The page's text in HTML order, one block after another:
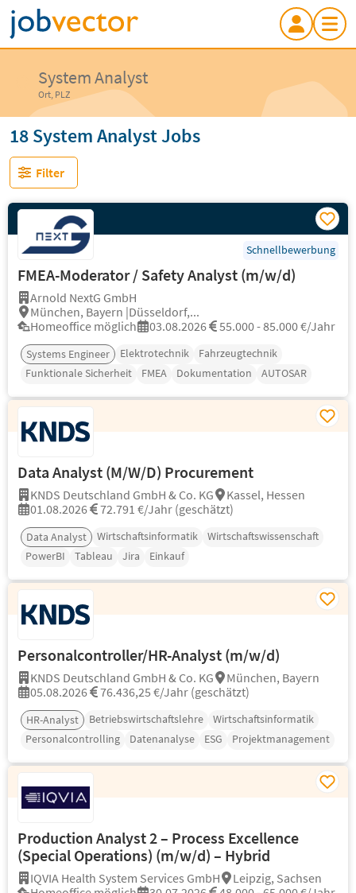
System Analyst
Ort, PLZ
18 System Analyst Jobs
Filter
Schnellbewerbung
FMEA-Moderator / Safety Analyst (m/w/d)
Arnold NextG GmbH
München, Bayern |Düsseldorf,...
Homeoffice möglich
03.08.2026 55.000 - 85.000 €/Jahr
Systems Engineer Elektrotechnik
Fahrzeugtechnik
Funktionale Sicherheit
FMEA Dokumentation AUTOSAR
Data Analyst (M/W/D) Procurement
KNDS Deutschland GmbH & Co. KG
Kassel, Hessen
01.08.2026
72.791 €/Jahr (geschätzt)
Data Analyst Wirtschaftsinformatik
Wirtschaftswissenschaft
PowerBI
Tableau Jira Einkauf
Personalcontroller/HR-Analyst (m/w/d)
KNDS Deutschland GmbH & Co. KG
München, Bayern
05.08.2026
76.436,25 €/Jahr (geschätzt)
HR-Analyst Betriebswirtschaftslehre
Wirtschaftsinformatik
Personalcontrolling
Datenanalyse ESG Projektmanagement
Production Analyst 2 – Process Excellence
(Special Operations) (m/w/d) – Hybrid
IQVIA Health System Services GmbH
Leipzig, Sachsen